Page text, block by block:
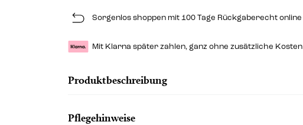
Sorgenlos shoppen mit 100 Tage Rückgaberecht online
Mit Klarna später zahlen, ganz ohne zusätzliche Kosten
Produktbeschreibung
Pflegehinweise